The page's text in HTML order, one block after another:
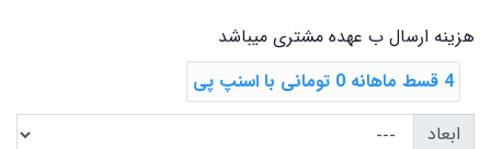
هزینه ارسال ب عهده مشتری میباشد
4 قسط ماهانه 0 تومانی با اسنپ ‌پی
ابعاد